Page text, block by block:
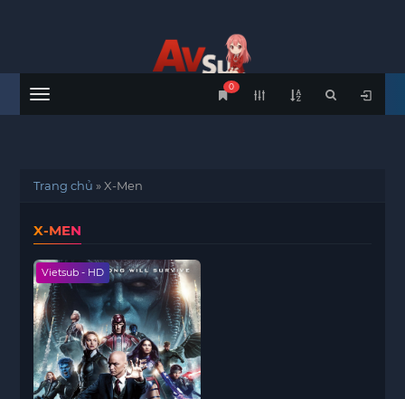
Menu
0
Trang chủ »X-Men
X-MEN
Vietsub - HD